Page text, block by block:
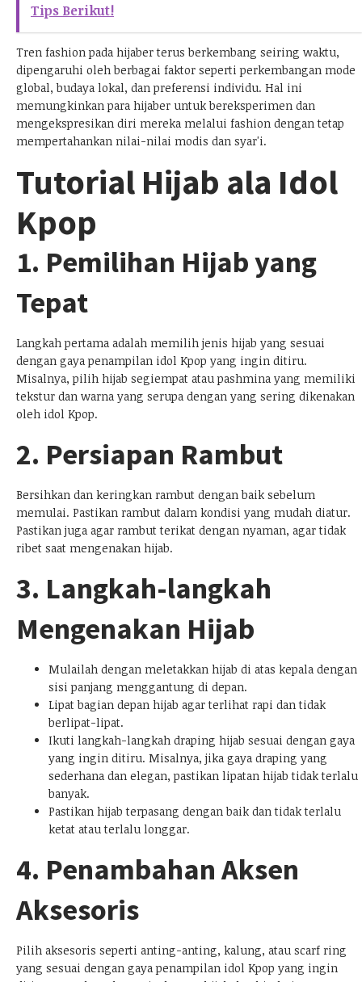
Tips Berikut!
Tren fashion pada hijaber terus berkembang seiring waktu,
dipengaruhi oleh berbagai faktor seperti perkembangan mode
global, budaya lokal, dan preferensi individu. Hal ini
memungkinkan para hijaber untuk bereksperimen dan
mengekspresikan diri mereka melalui fashion dengan tetap
mempertahankan nilai-nilai modis dan syar'i.
Tutorial Hijab ala Idol
Kpop
1. Pemilihan Hijab yang
Tepat
Langkah pertama adalah memilih jenis hijab yang sesuai
dengan gaya penampilan idol Kpop yang ingin ditiru.
Misalnya, pilih hijab segiempat atau pashmina yang memiliki
tekstur dan warna yang serupa dengan yang sering dikenakan
oleh idol Kpop.
2. Persiapan Rambut
Bersihkan dan keringkan rambut dengan baik sebelum
memulai. Pastikan rambut dalam kondisi yang mudah diatur.
Pastikan juga agar rambut terikat dengan nyaman, agar tidak
ribet saat mengenakan hijab.
3. Langkah-langkah
Mengenakan Hijab
Mulailah dengan meletakkan hijab di atas kepala dengan
sisi panjang menggantung di depan.
Lipat bagian depan hijab agar terlihat rapi dan tidak
berlipat-lipat.
Ikuti langkah-langkah draping hijab sesuai dengan gaya
yang ingin ditiru. Misalnya, jika gaya draping yang
sederhana dan elegan, pastikan lipatan hijab tidak terlalu
banyak.
Pastikan hijab terpasang dengan baik dan tidak terlalu
ketat atau terlalu longgar.
4. Penambahan Aksen
Aksesoris
Pilih aksesoris seperti anting-anting, kalung, atau scarf ring
yang sesuai dengan gaya penampilan idol Kpop yang ingin